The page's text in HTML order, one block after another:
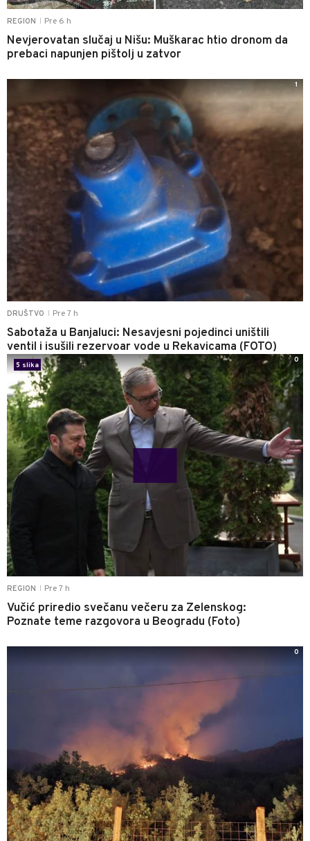
REGION Pre 6 h
Nevjerovatan slučaj u Nišu: Muškarac htio dronom da
prebaci napunjen pištolj u zatvor
DRUŠTVO Pre 7 h
Sabotaža u Banjaluci: Nesavjesni pojedinci uništili
ventil i isušili rezervoar vode u Rekavicama (FOTO)
1
REGION Pre 7 h
Vučić priredio svečanu večeru za Zelenskog:
Poznate teme razgovora u Beogradu (Foto)
5 slika
0
0